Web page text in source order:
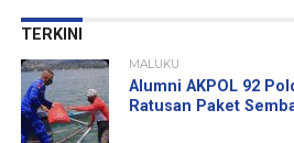
TERKINI
MALUKU
Alumni AKPOL 92
Ratusan Paket